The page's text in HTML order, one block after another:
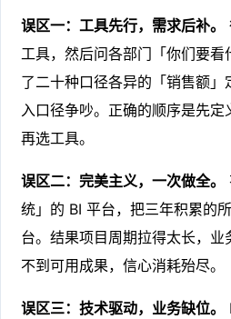
误区一：工具先行，需求后补。
工具，然后问各部门「你们要看
了二十种口径各异的「销售额」
入口径争吵。正确的顺序是先定
再选工具。
误区二：完美主义，一次做全。
统」的 BI 平台，把三年积累的
台。结果项目周期拉得太长，
不到可用成果，信心消耗殆尽。
误区三：技术驱动，业务缺位。